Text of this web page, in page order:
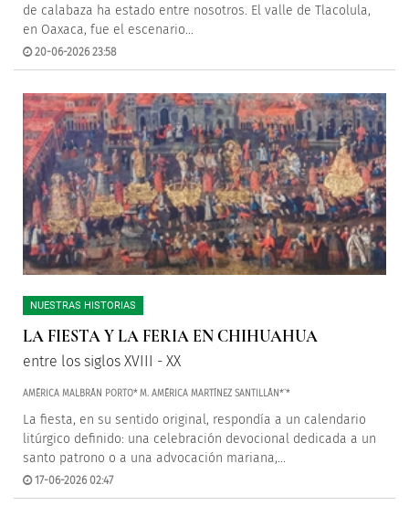
de calabaza ha estado entre nosotros. El valle de Tlacolula,
en Oaxaca, fue el escenario...
20-06-2026 23:58
NUESTRAS HISTORIAS
LA FIESTA Y LA FERIA EN CHIHUAHUA
entre los siglos XVIII - XX
AMÉRICA MALBRÁN PORTO* M. AMÉRICA MARTÍNEZ SANTILLÁN*¨*
La fiesta, en su sentido original, respondía a un calendario
litúrgico definido: una celebración devocional dedicada a un
santo patrono o a una advocación mariana,...
17-06-2026 02:47